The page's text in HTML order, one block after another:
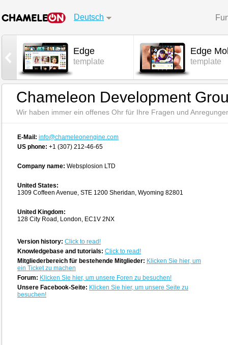
Deutsch
Edge
template
Edge
template
Chameleon Development
Wir haben immer ein offenes Ohr für Ihre Fragen und
E-Mail: info@chameleonengine.com
US phone: +1 (307) 212-46-65
Company name: Websplosion LTD
United States:
1309 Coffeen Avenue, STE 1200 Sheridan, Wyoming 82801
United Kingdom:
128 City Road, London, EC1V 2NX
Version history: Click to read!
Knowledgebase and tutorials: Click to read!
Mitgliederbereich für bestehende Mitglieder: Klicken Sie hier, um
ein Ticket zu machen
Forum: Klicken Sie hier, um unsere Foren zu besuchen!
Unsere Facebook-Seite: Klicken Sie hier, um unsere Seite zu
besuchen!